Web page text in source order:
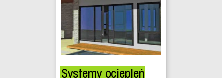
Systemy ociepleń